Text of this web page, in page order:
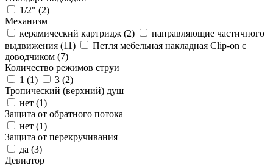
1/2" (2)
Механизм
керамический картридж (2)
направляющие частичного
выдвижения (11)
Петля мебельная накладная Clip-on с
доводчиком (7)
Количество режимов струи
1 (1) 3 (2)
Тропический (верхний) душ
нет (1)
Защита от обратного потока
нет (1)
Защита от перекручивания
да (3)
Девиатор